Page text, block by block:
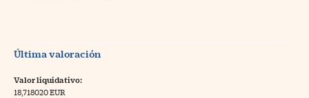
Última valoración
Valor liquidativo:
18,718020 EUR